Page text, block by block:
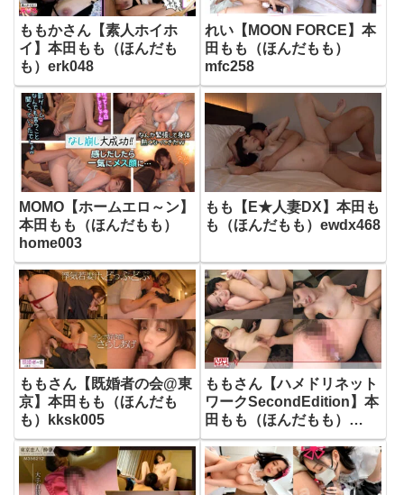
ももかさん【素人ホイホ
イ】本田もも（ほんだも
も）erk048
れい【MOON FORCE】本
田もも（ほんだもも）
mfc258
MOMO【ホームエロ～ン】
本田もも（ほんだもも）
home003
もも【E★人妻DX】本田も
も（ほんだもも）ewdx468
ももさん【既婚者の会@東
京】本田もも（ほんだも
も）kksk005
ももさん【ハメドリネット
ワークSecondEdition】本
田もも（ほんだもも）
uinac022